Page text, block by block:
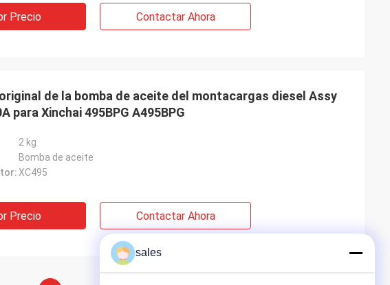
Precio Contactar Ahora
de la bomba de aceite del montacargas diesel Assy
para Xinchai 495BPG A495BPG
2 kg
Bomba de aceite
XC495
Precio Contactar Ahora
sales